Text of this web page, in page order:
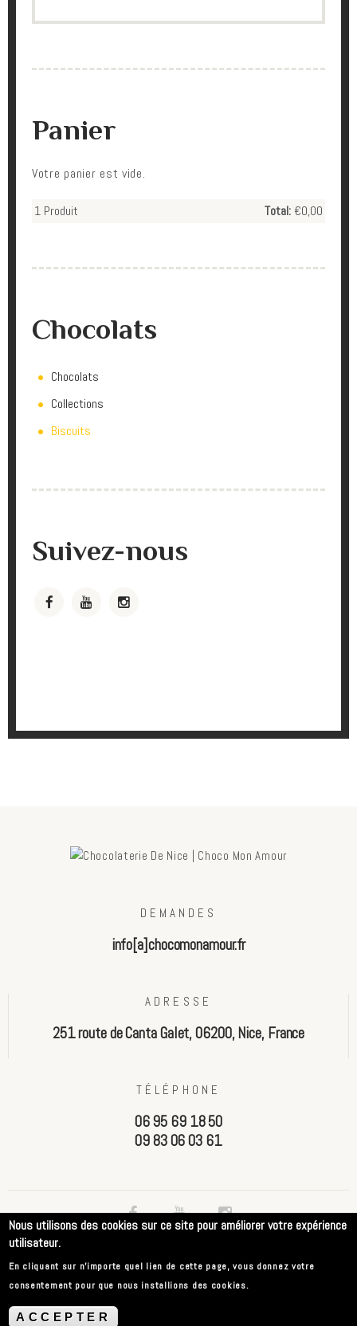
Panier
Votre panier est vide.
1 Produit Total: €0,00
Chocolats
Chocolats
Collections
Biscuits
Suivez-nous
DEMANDES
info[a]chocomonamour.fr
ADRESSE
251 route de Canta Galet, 06200, Nice, France
TÉLÉPHONE
06 95 69 18 50
09 83 06 03 61
FAQ CGV Méthodes de payement
Livraison
Politique de confidentialité
Mentions légales
Nous utilisons des cookies sur ce site pour améliorer votre expérience
utilisateur.
En cliquant sur n'importe quel lien de cette page, vous donnez votre
consentement pour que nous installions des cookies.
ACCEPTER